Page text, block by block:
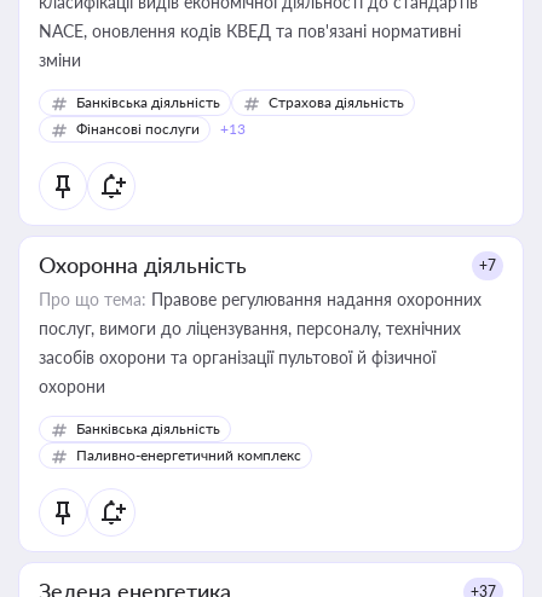
NACE, оновлення кодів КВЕД та пов'язані нормативні
зміни
Банківська діяльність
Страхова діяльність
Фінансові послуги
+13
Охоронна діяльність +7
Про що тема: Правове регулювання надання охоронних
послуг, вимоги до ліцензування, персоналу, технічних
засобів охорони та організації пультової й фізичної
охорони
Банківська діяльність
Паливно-енергетичний комплекс
Зелена енергетика +37